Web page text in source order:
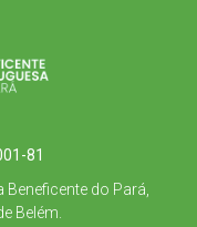
81
do Pará,
Belém.